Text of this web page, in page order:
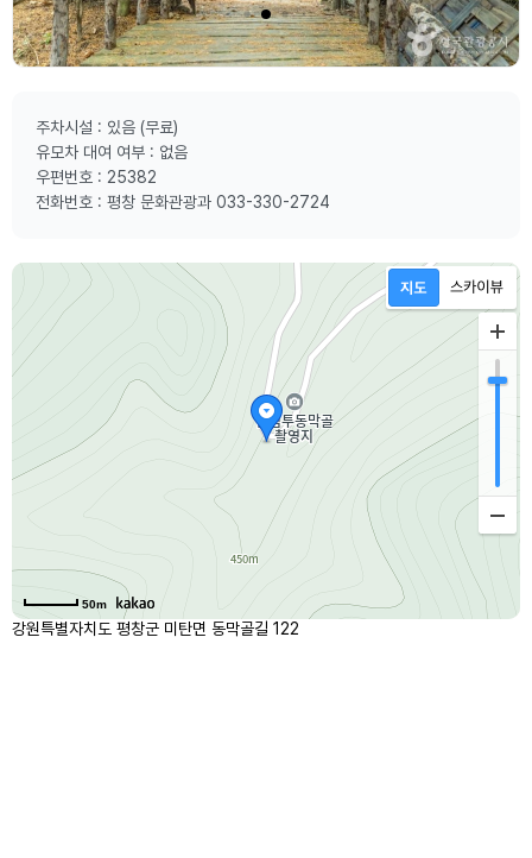
주차시설 : 있음 (무료)
유모차 대여 여부 : 없음
우편번호 : 25382
전화번호 : 평창 문화관광과 033-330-2724
50m
강원특별자치도 평창군 미탄면 동막골길 122